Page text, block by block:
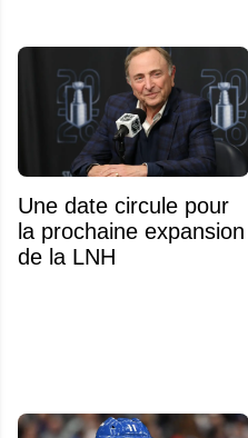
Une date circule pour
la prochaine expansion
de la LNH